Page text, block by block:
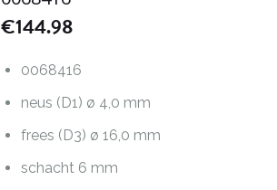
€144.98
0068416
neus (D1) ø 4,0 mm
frees (D3) ø 16,0 mm
schacht 6 mm